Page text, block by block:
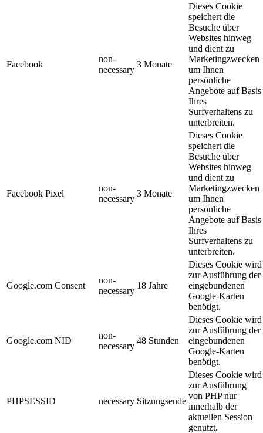
Facebook
non-
necessary
3 Monate
Dieses Cookie
speichert die
Besuche über
Websites hinweg
und dient zu
Marketingzwecken
um Ihnen
persönliche
Angebote auf Basis
Ihres
Surfverhaltens zu
unterbreiten.
Facebook Pixel
non-
necessary
3 Monate
Dieses Cookie
speichert die
Besuche über
Websites hinweg
und dient zu
Marketingzwecken
um Ihnen
persönliche
Angebote auf Basis
Ihres
Surfverhaltens zu
unterbreiten.
Google.com Consent
non-
necessary
18 Jahre
Dieses Cookie wird
zur Ausführung der
eingebundenen
Google-Karten
benötigt.
Google.com NID
non-
necessary
48 Stunden
Dieses Cookie wird
zur Ausführung der
eingebundenen
Google-Karten
benötigt.
PHPSESSID necessary Sitzungsende
Dieses Cookie wird
zur Ausführung
von PHP nur
innerhalb der
aktuellen Session
genutzt.